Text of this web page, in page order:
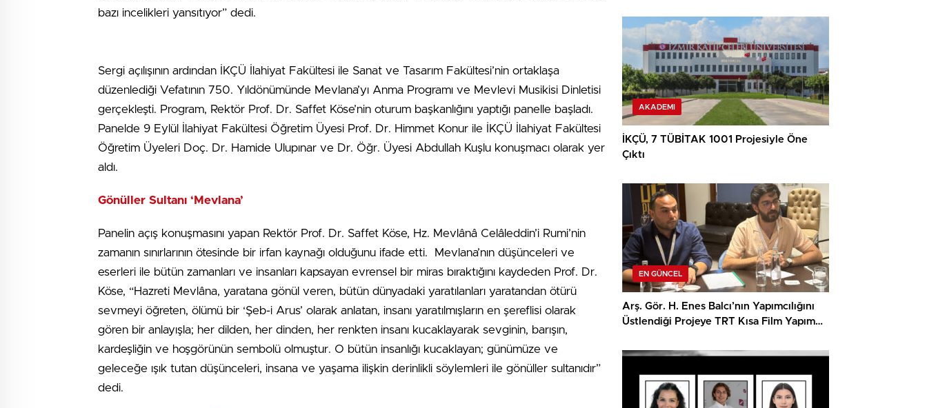
bazı incelikleri yansıtıyor” dedi.
Sergi açılışının ardından İKÇÜ İlahiyat Fakültesi ile Sanat ve Tasarım Fakültesi’nin ortaklaşa
düzenlediği Vefatının 750. Yıldönümünde Mevlana’yı Anma Programı ve Mevlevi Musikisi Dinletisi
gerçekleşti. Program, Rektör Prof. Dr. Saffet Köse’nin oturum başkanlığını yaptığı panelle başladı.
Panelde 9 Eylül İlahiyat Fakültesi Öğretim Üyesi Prof. Dr. Himmet Konur ile İKÇÜ İlahiyat Fakültesi
Öğretim Üyeleri Doç. Dr. Hamide Ulupınar ve Dr. Öğr. Üyesi Abdullah Kuşlu konuşmacı olarak yer
aldı.
Gönüller Sultanı ‘Mevlana’
Panelin açış konuşmasını yapan Rektör Prof. Dr. Saffet Köse, Hz. Mevlânâ Celâleddin’i Rumi’nin
zamanın sınırlarının ötesinde bir irfan kaynağı olduğunu ifade etti. Mevlana’nın düşünceleri ve
eserleri ile bütün zamanları ve insanları kapsayan evrensel bir miras bıraktığını kaydeden Prof. Dr.
Köse, “Hazreti Mevlâna, yaratana gönül veren, bütün dünyadaki yaratılanları yaratandan ötürü
sevmeyi öğreten, ölümü bir ‘Şeb-i Arus’ olarak anlatan, insanı yaratılmışların en şereflisi olarak
gören bir anlayışla; her dilden, her dinden, her renkten insanı kucaklayarak sevginin, barışın,
kardeşliğin ve hoşgörünün sembolü olmuştur. O bütün insanlığı kucaklayan; günümüze ve
geleceğe ışık tutan düşünceleri, insana ve yaşama ilişkin derinlikli söylemleri ile gönüller sultanıdır”
dedi.
AKADEMI
İKÇÜ, 7 TÜBİTAK 1001 Projesiyle Öne
Çıktı
EN GÜNCEL
Arş. Gör. H. Enes Balcı’nın Yapımcılığını
Üstlendiği Projeye TRT Kısa Film Yapım